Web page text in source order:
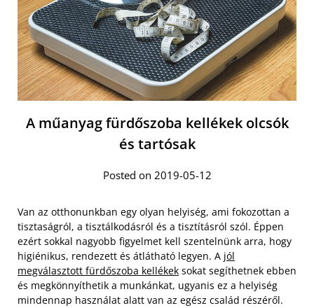
A műanyag fürdőszoba kellékek olcsók
és tartósak
Posted on 2019-05-12
Van az otthonunkban egy olyan helyiség, ami fokozottan a
tisztaságról, a tisztálkodásról és a tisztításról szól. Éppen
ezért sokkal nagyobb figyelmet kell szentelnünk arra, hogy
higiénikus, rendezett és átlátható legyen. A jól
megválasztott fürdőszoba kellékek sokat segíthetnek ebben
és megkönnyíthetik a munkánkat, ugyanis ez a helyiség
mindennap használat alatt van az egész család részéről.